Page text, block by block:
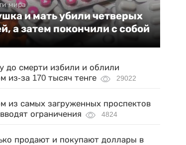
мира
и мать убили четверых
а затем покончили с собой
до смерти избили и облили
из-за 170 тысяч тенге
29022
из самых загруженных проспектов
ограничения
4824
продают и покупают доллары в